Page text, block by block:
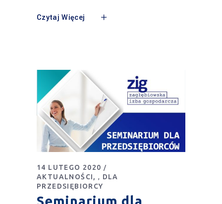
Czytaj Więcej
14 LUTEGO 2020
AKTUALNOŚCI
,
DLA
PRZEDSIĘBIORCY
Seminarium dla